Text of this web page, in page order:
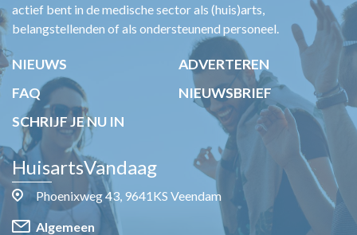
actief bent in de medische sector als (huis)arts,
belangstellenden of als ondersteunend personeel.
NIEUWS
ADVERTEREN
FAQ
NIEUWSBRIEF
SCHRIJF JE NU IN
HuisartsVandaag
Phoenixweg 43, 9641KS Veendam
Algemeen